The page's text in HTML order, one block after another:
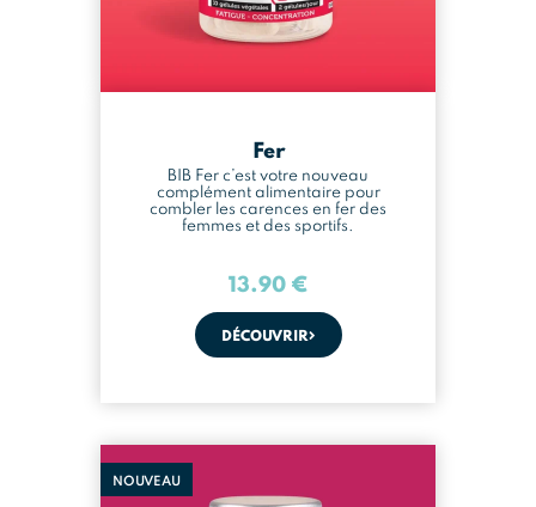
Fer
BIB Fer c’est votre nouveau
complément alimentaire pour
combler les carences en fer des
femmes et des sportifs.
13.90 €
DÉCOUVRIR
NOUVEAU